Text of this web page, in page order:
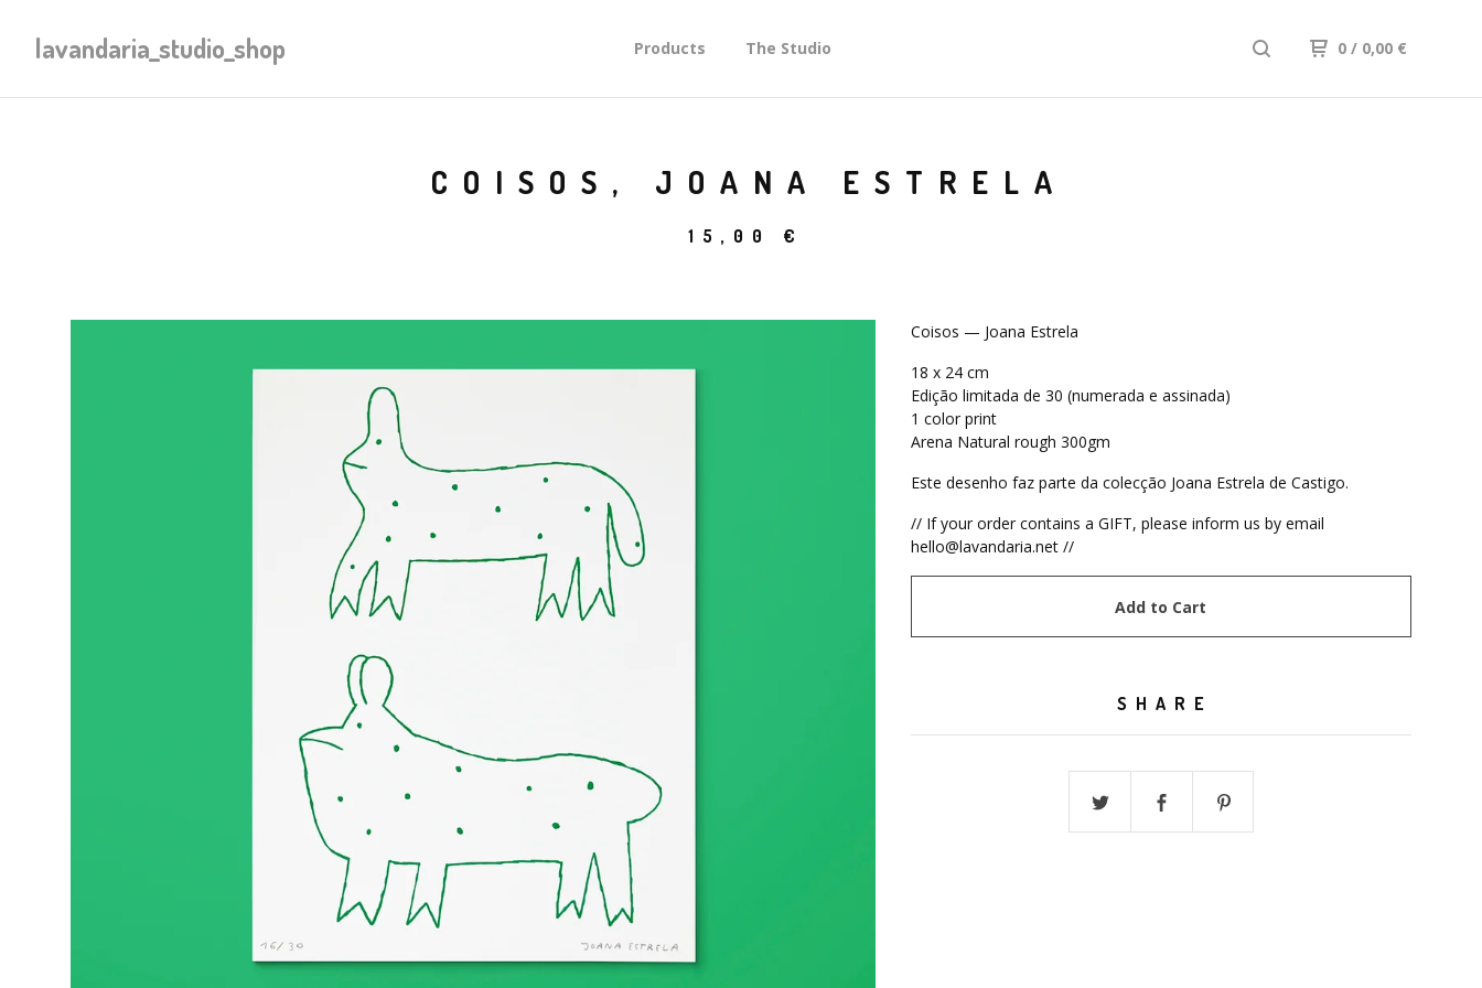
lavandaria_studio_shop Products The Studio 0 / 0,00 €
COISOS, JOANA ESTRELA
15,00 €
Coisos — Joana Estrela
18 x 24 cm
Edição limitada de 30 (numerada e assinada)
1 color print
Arena Natural rough 300gm
Este desenho faz parte da colecção Joana Estrela de Castigo.
// If your order contains a GIFT, please inform us by email
hello@lavandaria.net//
Add to Cart
SHARE